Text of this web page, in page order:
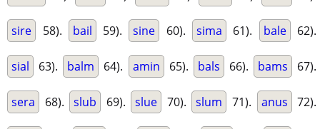
sire 58). bail 59). sine 60). sima 61). bale 62).
sial 63). balm 64). amin 65). bals 66). bams 67).
sera 68). slub 69). slue 70). slum 71). anus 72).